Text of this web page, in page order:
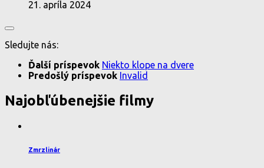
21. apríla 2024
Sledujte nás:
Ďalší príspevok Niekto klope na dvere
Predošlý príspevok Invalid
Najobľúbenejšie filmy
Zmrzlinár